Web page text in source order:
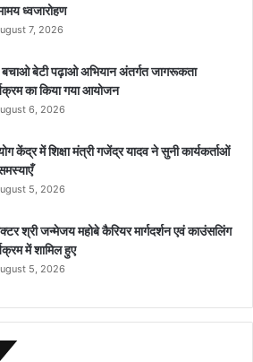
ध्वजारोहण
7, 2026
बचाओ बेटी पढ़ाओ अभियान अंतर्गत जागरूकता
का किया गया आयोजन
6, 2026
केंद्र में शिक्षा मंत्री गजेंद्र यादव ने सुनी कार्यकर्ताओं
5, 2026
श्री जन्मेजय महोबे कैरियर मार्गदर्शन एवं काउंसलिंग
में शामिल हुए
5, 2026